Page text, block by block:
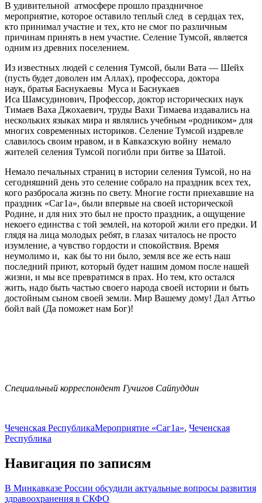
В удивительной атмосфере прошло праздничное
мероприятие, которое оставило теплый след в сердцах тех,
кто принимал участие и тех, кто не смог по различным
причинам принять в нем участие. Селение Тумсой, является
одним из древних поселением.
Из известных людей с селения Тумсой, были Вата — Шейх
(пусть будет доволен им Аллах), профессора, доктора
наук, братья Баснукаевы Муса и Баснукаев
Иса Шамсудинович, Профессор, доктор исторических наук
Тимаев Ваха Джохаевич, труды Вахи Тимаева издавались на
нескольких языках мира и являлись учебным «родником» для
многих современных историков. Селение Тумсой издревле
славилось своим нравом, и в Кавказскую войну немало
жителей селения Тумсой погибли при битве за Шатой.
Немало печальных страниц в истории селения Тумсой, но на
сегодняшний день это селение собрало на праздник всех тех,
кого разбросала жизнь по свету. Многие гости приехавшие на
праздник «Саг1а», были впервые на своей исторической
Родине, и для них это был не просто праздник, а ощущение
некоего единства с той землей, на которой жили его предки. И
глядя на лица молодых ребят, в глазах читалось не просто
изумление, а чувство гордости и спокойствия. Время
неумолимо и, как бы то ни было, земля все же есть наш
последний приют, который будет нашим домом после нашей
жизни, и мы все превратимся в прах. Но тем, кто остался
жить, надо быть частью своего народа своей истории и быть
достойным сыном своей земли. Мир Вашему дому! Дал Аттьо
бойл вай (Да поможет нам Бог)!
Специальный корреспондент Гучигов Сайпуддин
Чеченская РеспубликаМероприятие «Саг1а», Чеченская
Республика
Навигация по записям
В Минкавказе России обсудили актуальные вопросы развития
здравоохранения в СКФО